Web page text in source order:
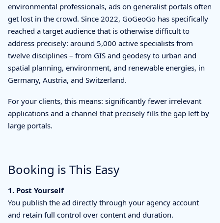
environmental professionals, ads on generalist portals often
get lost in the crowd. Since 2022, GoGeoGo has specifically
reached a target audience that is otherwise difficult to
address precisely: around 5,000 active specialists from
twelve disciplines – from GIS and geodesy to urban and
spatial planning, environment, and renewable energies, in
Germany, Austria, and Switzerland.
For your clients, this means: significantly fewer irrelevant
applications and a channel that precisely fills the gap left by
large portals.
Booking is This Easy
1. Post Yourself
You publish the ad directly through your agency account
and retain full control over content and duration.